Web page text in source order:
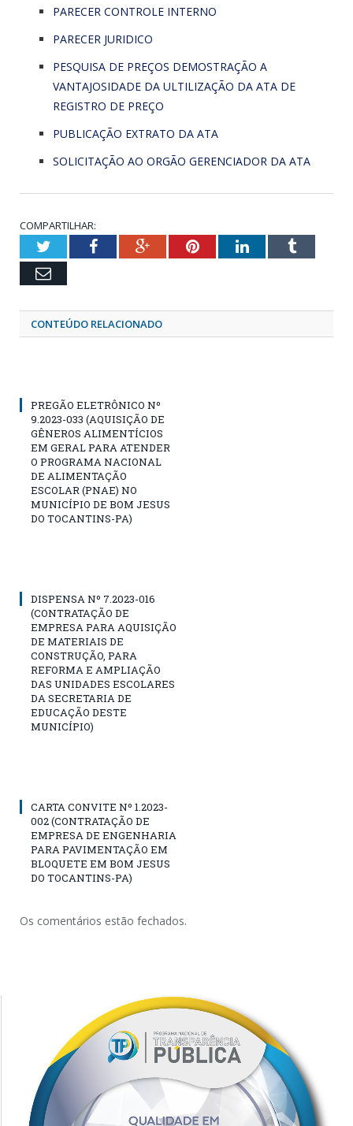
PARECER CONTROLE INTERNO
PARECER JURIDICO
PESQUISA DE PREÇOS DEMOSTRAÇÃO A
VANTAJOSIDADE DA ULTILIZAÇÃO DA ATA DE
REGISTRO DE PREÇO
PUBLICAÇÃO EXTRATO DA ATA
SOLICITAÇÃO AO ORGÃO GERENCIADOR DA ATA
COMPARTILHAR:
TwitterFacebookGoogle+PinterestLinkedInTumblr
Email
CONTEÚDO RELACIONADO
PREGÃO ELETRÔNICO Nº
9.2023-033 (AQUISIÇÃO DE
GÊNEROS ALIMENTÍCIOS
EM GERAL PARA ATENDER
O PROGRAMA NACIONAL
DE ALIMENTAÇÃO
ESCOLAR (PNAE) NO
MUNICÍPIO DE BOM JESUS
DO TOCANTINS-PA)
DISPENSA Nº 7.2023-016
(CONTRATAÇÃO DE
EMPRESA PARA AQUISIÇÃO
DE MATERIAIS DE
CONSTRUÇÃO, PARA
REFORMA E AMPLIAÇÃO
DAS UNIDADES ESCOLARES
DA SECRETARIA DE
EDUCAÇÃO DESTE
MUNICÍPIO)
CARTA CONVITE Nº 1.2023-
002 (CONTRATAÇÃO DE
EMPRESA DE ENGENHARIA
PARA PAVIMENTAÇÃO EM
BLOQUETE EM BOM JESUS
DO TOCANTINS-PA)
Os comentários estão fechados.